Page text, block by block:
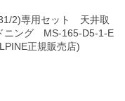
2)専用セット 天井取
ニング MS-165-D5-1-E
正規販売店)